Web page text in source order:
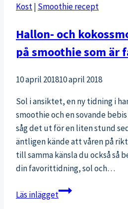
Kost| Smoothie recept
Hallon- och
på smoothie som är
10 april 201810 april 2018
Sol i ansiktet, en ny tidning i
smoothie och en sovande
såg det ut för en liten stund
äntligen kände att våren på
till samma känsla du också så
din favorittidning, sol och…
Läs inläggetHallon-